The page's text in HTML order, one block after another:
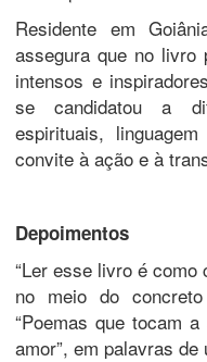
Residente em
assegura que no livro
intensos e
se candidatou a
espirituais,
convite à ação e à
Depoimentos
“Ler esse livro é
no meio do
“Poemas que tocam
amor”, em palavras